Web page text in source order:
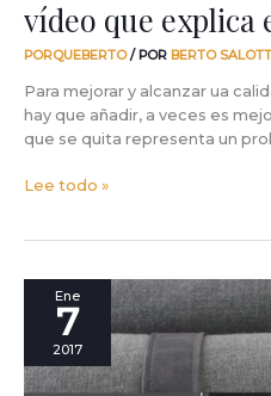
vídeo que explica
PORQUEBERTO/ POR BERTO
Para mejorar y alcanzar ua
hay que añadir, a veces es
que se quita representa un
explica
porqué.
Lee todo »
Ene
7
2017
Porque
nosotros
seguimos